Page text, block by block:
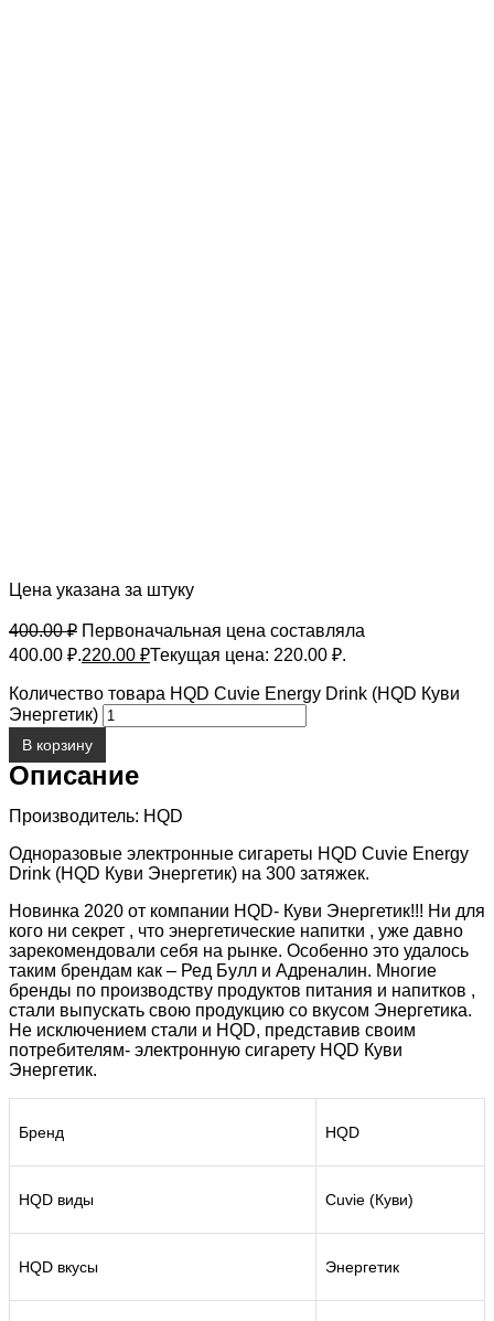
Цена указана за штуку
400.00₽ Первоначальная цена составляла
400.00 ₽.220.00 ₽Текущая цена: 220.00 ₽.
Количество товара HQD Cuvie Energy Drink (HQD Куви
Энергетик)
В корзину
Описание
Производитель: HQD
Одноразовые электронные сигареты HQD Cuvie Energy
Drink (HQD Куви Энергетик) на 300 затяжек.
Новинка 2020 от компании HQD- Куви Энергетик!!! Ни для
кого ни секрет , что энергетические напитки , уже давно
зарекомендовали себя на рынке. Особенно это удалось
таким брендам как – Ред Булл и Адреналин. Многие
бренды по производству продуктов питания и напитков ,
стали выпускать свою продукцию со вкусом Энергетика.
Не исключением стали и HQD, представив своим
потребителям- электронную сигарету HQD Куви
Энергетик.
Бренд HQD
HQD виды Cuvie (Куви)
HQD вкусы Энергетик